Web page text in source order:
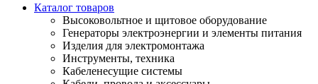
Каталог товаров
Высоковольтное и щитовое оборудование
Генераторы электроэнергии и элементы питания
Изделия для электромонтажа
Инструменты, техника
Кабеленесущие системы